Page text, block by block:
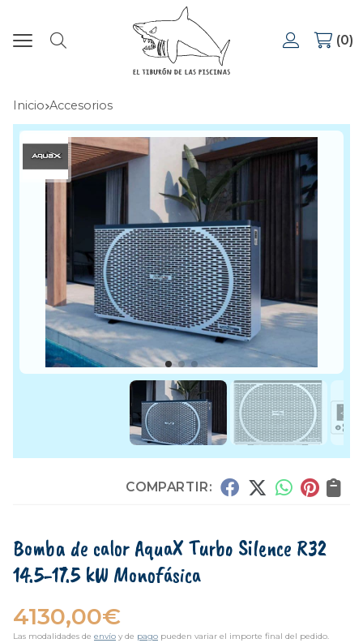
Buscar
0
Inicio accesorios
COMPARTIR:
Bomba de calor AquaX Turbo Silence R32
14.5-17.5 kW Monofásica
4130,00€
Las modalidades de envío y de pago pueden variar el importe final del pedido.